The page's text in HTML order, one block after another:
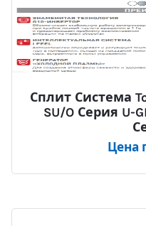
Сплит Система
SU/O Серия U-
Цена